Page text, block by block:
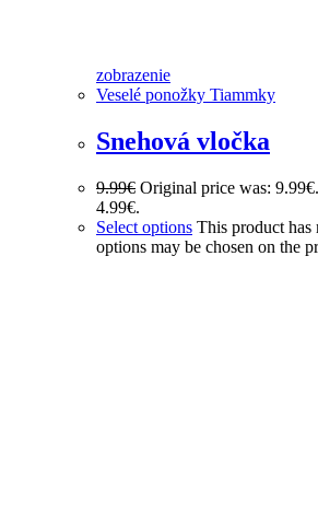
zobrazenie
Veselé ponožky Tiammky
Snehová vločka
9.99€ Original price was: 9.99€.
4.99€.
Select options This product has
options may be chosen on the